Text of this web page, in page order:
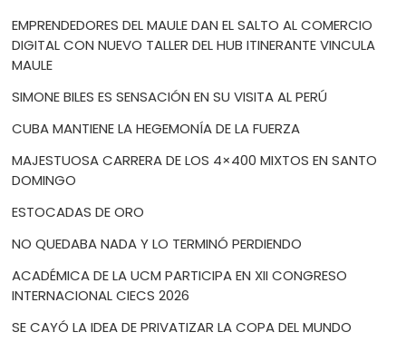
EMPRENDEDORES DEL MAULE DAN EL SALTO AL COMERCIO
DIGITAL CON NUEVO TALLER DEL HUB ITINERANTE VINCULA
MAULE
SIMONE BILES ES SENSACIÓN EN SU VISITA AL PERÚ
CUBA MANTIENE LA HEGEMONÍA DE LA FUERZA
MAJESTUOSA CARRERA DE LOS 4×400 MIXTOS EN SANTO
DOMINGO
ESTOCADAS DE ORO
NO QUEDABA NADA Y LO TERMINÓ PERDIENDO
ACADÉMICA DE LA UCM PARTICIPA EN XII CONGRESO
INTERNACIONAL CIECS 2026
SE CAYÓ LA IDEA DE PRIVATIZAR LA COPA DEL MUNDO